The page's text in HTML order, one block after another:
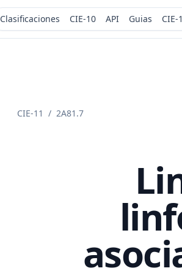
Clasificaciones CIE-10 API Guias CIE-
CIE-11 / 2A81.7